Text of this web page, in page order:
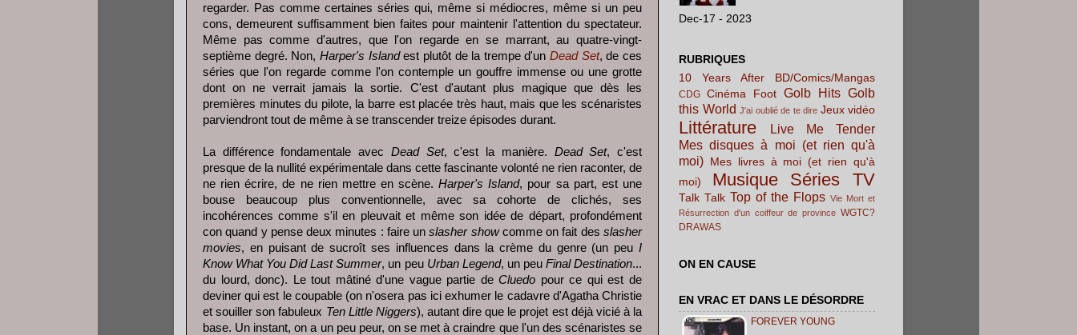
regarder. Pas comme certaines séries qui, même si médiocres, même si un peu
cons, demeurent suffisamment bien faites pour maintenir l'attention du spectateur.
Même pas comme d'autres, que l'on regarde en se marrant, au quatre-vingt-
septième degré. Non, Harper's Islandest plutôt de la trempe d'unDead Set, de ces
séries que l'on regarde comme l'on contemple un gouffre immense ou une grotte
dont on ne verrait jamais la sortie. C'est d'autant plus magique que dès les
premières minutes du pilote, la barre est placée très haut, mais que les scénaristes
parviendront tout de même à se transcender treize épisodes durant.
La différence fondamentale avec Dead Set, c'est la manière. Dead Set, c'est
presque de la nullité expérimentale dans cette fascinante volonté ne rien raconter, de
ne rien écrire, de ne rien mettre en scène.Harper's Island, pour sa part, est une
bouse beaucoup plus conventionnelle, avec sa cohorte de clichés, ses
incohérences comme s'il en pleuvait et même son idée de départ, profondément
con quand y pense deux minutes : faire unslasher showcomme on fait desslasher
movies, en puisant de sucroît ses influences dans la crème du genre (un peu I
Know What You Did Last Summer, un peu Urban Legend, un peu Final Destination...
du lourd, donc). Le tout mâtiné d'une vague partie deCluedo pour ce qui est de
deviner qui est le coupable (on n'osera pas ici exhumer le cadavre d'Agatha Christie
et souiller son fabuleux Ten Little Niggers), autant dire que le projet est déjà vicié à la
base. Un instant, on a un peu peur, on se met à craindre que l'un des scénaristes se
Dec-17 - 2023
RUBRIQUES
10 Years After
BD/Comics/Mangas
CDG Cinéma Foot Golb Hits Golb
this World J'ai oublié de te dire Jeux vidéo
Littérature
Live Me Tender
Mes disques à moi (et rien qu'à
moi) Mes livres à moi (et rien qu'à
moi)
Musique Séries TV
Talk Talk Top of the Flops Vie Mort et
Résurrection d'un coiffeur de province WGTC?
DRAWAS
ON EN CAUSE
EN VRAC ET DANS LE DÉSORDRE
FOREVER YOUNG